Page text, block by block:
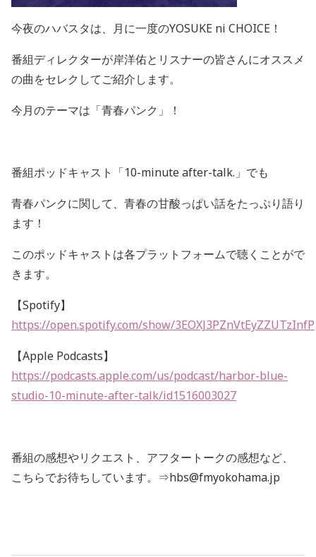
今夜のハバスタは、 月に一度のYOSUKE ni CHOICE！
番組ディレクターが岸洋佑とリスナーの皆さんにオススメ
の曲をセレクしてご紹介します。
今月のテーマは「青春パンク」！
番組ポッドキャスト「10-minute after-talk.」でも
青春パンクに関して、青春の甘酸っぱい話をたっぷり語り
ます！
このポッドキャストは各プラットフォームで聴くことがで
きます。
【Spotify】
https://open.spotify.com/show/3EOXJ3PZnVtEyZZUTzInfP
【Apple Podcasts】
https://podcasts.apple.com/us/podcast/harbor-blue-
studio-10-minute-after-talk/id1516003027
番組の感想やリクエスト、アフタートークの感想など、
こちらでお待ちしています。⇒hbs@fmyokohama.jp